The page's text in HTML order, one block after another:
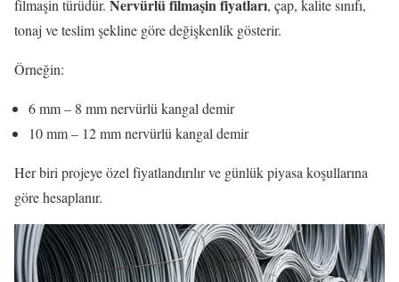
filmaşin türüdür. Nervürlü filmaşin fiyatları, çap, kalite sınıfı,
tonaj ve teslim şekline göre değişkenlik gösterir.
Örneğin:
6 mm – 8 mm nervürlü kangal demir
10 mm – 12 mm nervürlü kangal demir
Her biri projeye özel fiyatlandırılır ve günlük piyasa koşullarına
göre hesaplanır.